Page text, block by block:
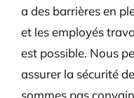
a des barrières en
et les employés
est possible. Nous
assurer la sécurité
sommes pas